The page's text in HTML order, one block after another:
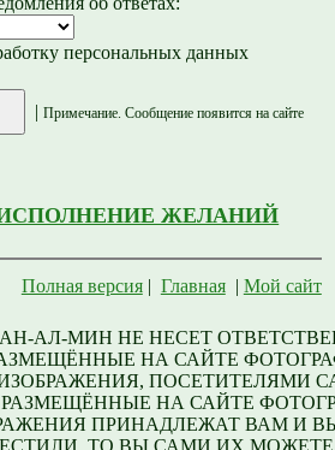
персональных данных
| Примечание. Сообщение появится на сайте
ЖЕЛАНИЙ
Полная версия| Главная| Мой сайт
АЛ-МИН НЕ НЕСЕТ
НА САЙТЕ
ПОСЕТИТЕЛЯМИ
НА САЙТЕ
ПРИНАДЛЕЖАТ ВАМ И
ТО ВЫ САМИ ИХ МОЖЕТЕ